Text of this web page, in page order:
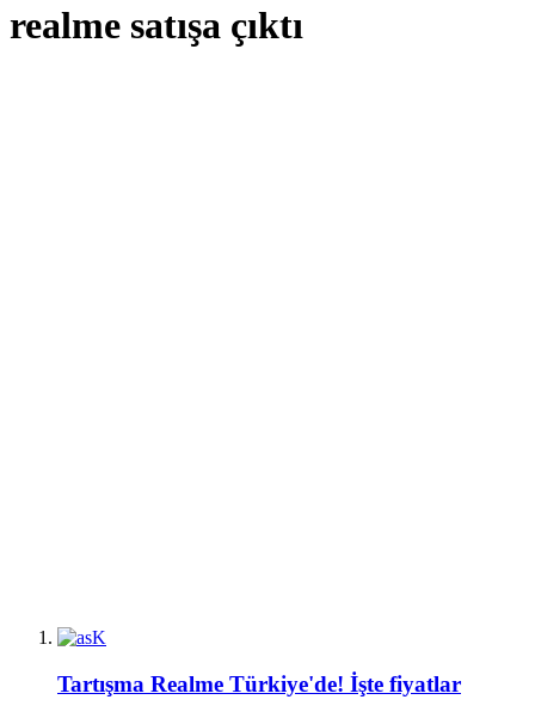
realme satışa çıktı
Tartışma Realme Türkiye'de! İşte fiyatlar